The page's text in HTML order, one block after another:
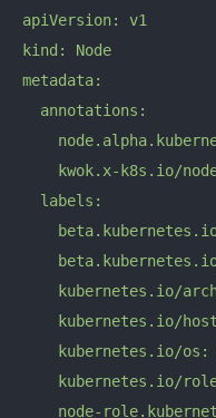
apiVersion: v1
kind: Node
metadata:
  annotations:
kwok.x-k8s.io/
  labels:
kubernetes.io/
kubernetes.io/
kubernetes.io/os:
kubernetes.io/
node-